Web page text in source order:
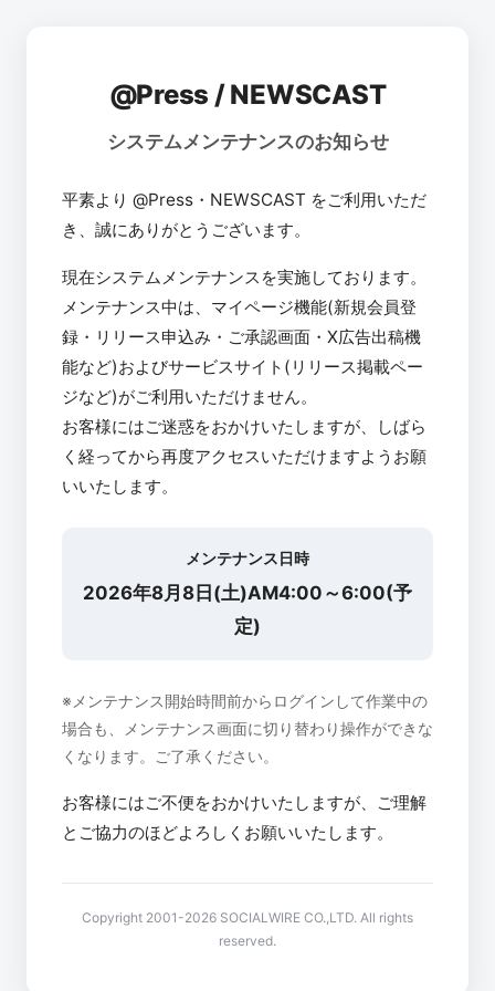
@Press / NEWSCAST
システムメンテナンスのお知らせ
平素より @Press・NEWSCAST をご利用いただ
き、誠にありがとうございます。
現在システムメンテナンスを実施しております。
メンテナンス中は、マイページ機能(新規会員登
録・リリース申込み・ご承認画面・X広告出稿機
能など)およびサービスサイト(リリース掲載ペー
ジなど)がご利用いただけません。
お客様にはご迷惑をおかけいたしますが、しばら
く経ってから再度アクセスいただけますようお願
いいたします。
メンテナンス日時
2026年8月8日(土)AM4:00～6:00(予
定)
※メンテナンス開始時間前からログインして作業中の
場合も、メンテナンス画面に切り替わり操作ができな
くなります。ご了承ください。
お客様にはご不便をおかけいたしますが、ご理解
とご協力のほどよろしくお願いいたします。
Copyright 2001-2026 SOCIALWIRE CO.,LTD. All rights
reserved.